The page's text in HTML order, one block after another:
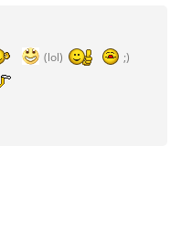
(lol) ;)